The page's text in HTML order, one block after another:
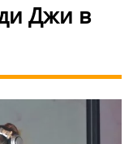
Джи в